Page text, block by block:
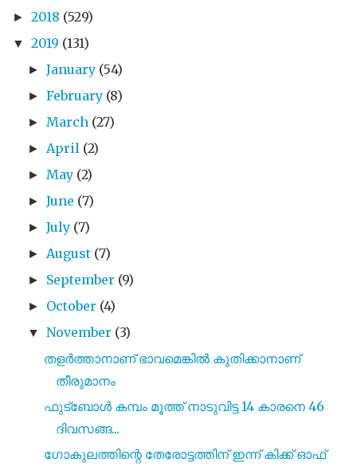
► 2018 (529)
▼ 2019 (131)
►January (54)
►February (8)
► March (27)
► April (2)
► May (2)
►June (7)
►July (7)
► August (7)
► September (9)
► October (4)
▼ November (3)
തളർത്താനാണ് ഭാവമെങ്കിൽ കുതിക്കാനാണ്
തീരുമാനം
ഫുട്ബോൾ കമ്പം മൂത്ത് നാടുവിട്ട 14 കാരനെ 46
ദിവസങ്ങ...
ഗോകുലത്തിന്റെ തേരോട്ടത്തിന് ഇന്ന് കിക്ക് ഓഫ്